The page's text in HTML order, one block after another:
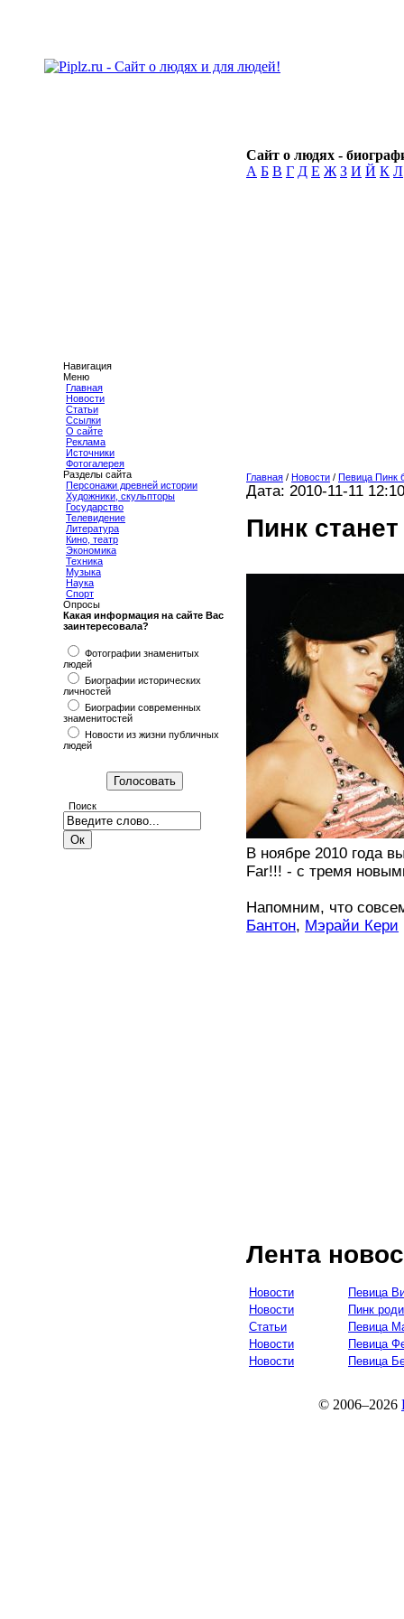
Сайт о людях -
А Б В Г Д Е Ж З И Й К Л
Навигация
Меню
Главная
Новости
Статьи
Ссылки
О сайте
Реклама
Источники
Фотогалерея
Разделы сайта
Персонажи древней истории
Художники, скульпторы
Государство
Телевидение
Литература
Кино, театр
Экономика
Техника
Музыка
Наука
Спорт
Опросы
Какая информация на сайте Вас
заинтересовала?
Фотографии знаменитых
людей
Биографии исторических
личностей
Биографии современных
знаменитостей
Новости из жизни публичных
людей
Поиск
Главная / Новости / Певица Пинк
Дата: 2010-11-11 12:10
Пинк
В ноябре 2010 года
Far!!! - с тремя
Напомним, что
Бантон, Мэрайи Кери
Лента
Новости
Певица
Новости
Пинк
Статьи
Певица
Новости
Певица
Новости
Певица
© 2006–2026